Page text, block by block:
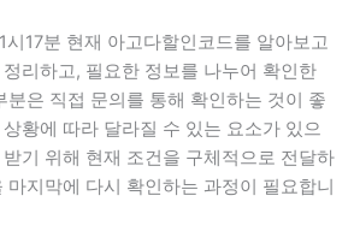
17분 현재 아고다할인코드를 알아보고
리하고, 필요한 정보를 나누어 확인한
분은 직접 문의를 통해 확인하는 것이 좋
황에 따라 달라질 수 있는 요소가 있으
기 위해 현재 조건을 구체적으로 전달하
마지막에 다시 확인하는 과정이 필요합니